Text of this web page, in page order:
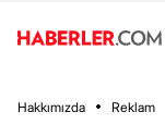
Hakkımızda Reklam